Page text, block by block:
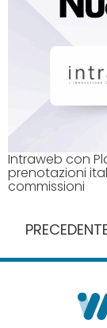
Intraweb con
prenotazioni
commissioni